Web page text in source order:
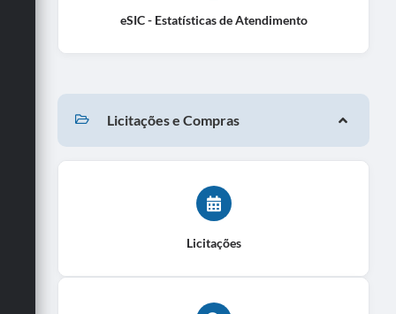
eSIC - Estatísticas de Atendimento
Licitações e Compras
Licitações